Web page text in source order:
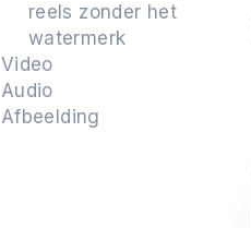
reels zonder het
watermerk
Video
Audio
Afbeelding